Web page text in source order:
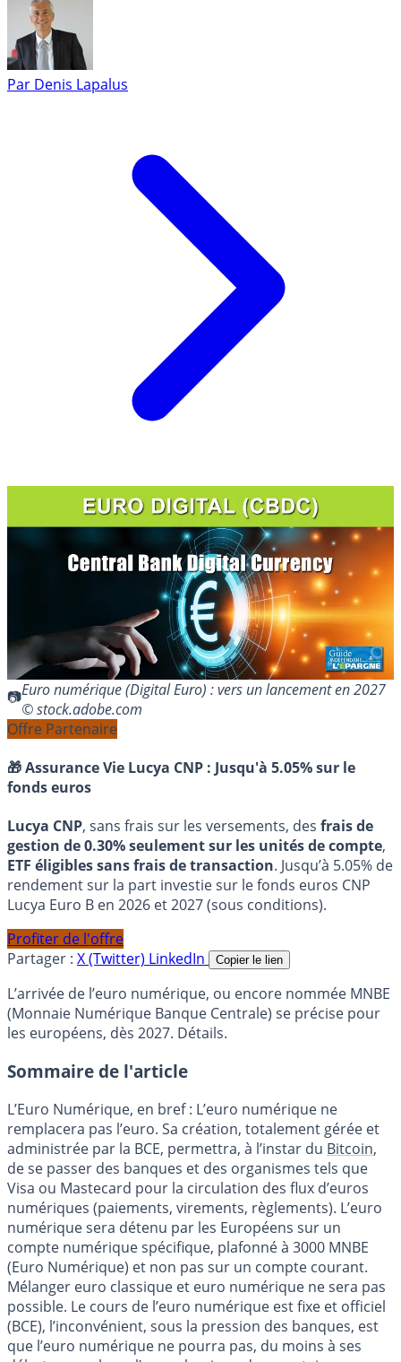
Par Denis Lapalus
Euro numérique (Digital Euro) : vers un lancement en 2027
© stock.adobe.com
Offre Partenaire
🎁 Assurance Vie Lucya CNP : Jusqu'à 5.05% sur le
fonds euros
Lucya CNP, sans frais sur les versements, des frais de
gestion de 0.30% seulement sur les unités de compte,
ETF éligibles sans frais de transaction. Jusqu’à 5.05% de
rendement sur la part investie sur le fonds euros CNP
Lucya Euro B en 2026 et 2027 (sous conditions).
Profiter de l'offre
Partager : X (Twitter) LinkedIn Copier le lien
L’arrivée de l’euro numérique, ou encore nommée MNBE
(Monnaie Numérique Banque Centrale) se précise pour
les européens, dès 2027. Détails.
Sommaire de l'article
L’Euro Numérique, en bref : L’euro numérique ne
remplacera pas l’euro. Sa création, totalement gérée et
administrée par la BCE, permettra, à l’instar du Bitcoin,
de se passer des banques et des organismes tels que
Visa ou Mastecard pour la circulation des flux d’euros
numériques (paiements, virements, règlements). L’euro
numérique sera détenu par les Européens sur un
compte numérique spécifique, plafonné à 3000 MNBE
(Euro Numérique) et non pas sur un compte courant.
Mélanger euro classique et euro numérique ne sera pas
possible. Le cours de l’euro numérique est fixe et officiel
(BCE), l’inconvénient, sous la pression des banques, est
que l’euro numérique ne pourra pas, du moins à ses